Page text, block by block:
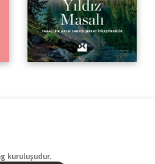
kuruluşudur.